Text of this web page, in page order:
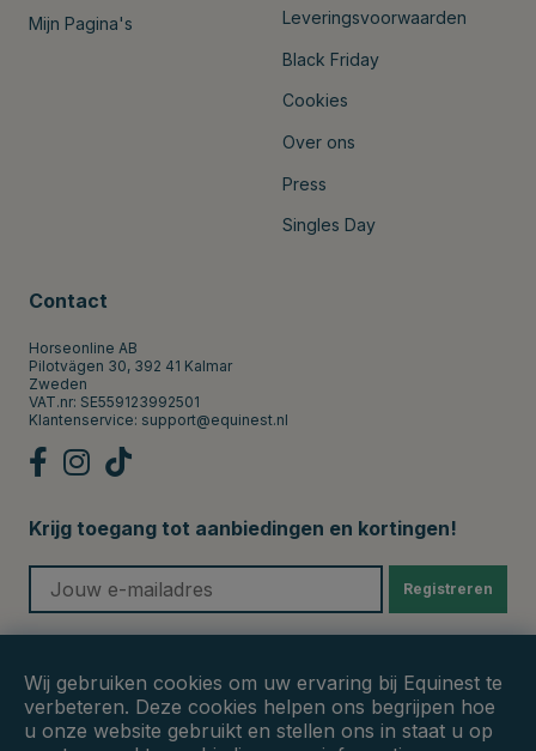
Mijn Pagina's
Leveringsvoorwaarden
Black Friday
Cookies
Over ons
Press
Singles Day
Contact
Horseonline AB
Pilotvägen 30, 392 41 Kalmar
Zweden
VAT.nr: SE559123992501
Klantenservice: support@equinest.nl
Krijg toegang tot aanbiedingen en kortingen!
Registreren
Wij gebruiken cookies om uw ervaring bij Equinest te
verbeteren. Deze cookies helpen ons begrijpen hoe
u onze website gebruikt en stellen ons in staat u op